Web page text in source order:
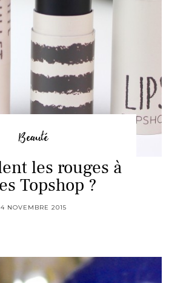
Beauté
les rouges à
Topshop ?
4 NOVEMBRE 2015